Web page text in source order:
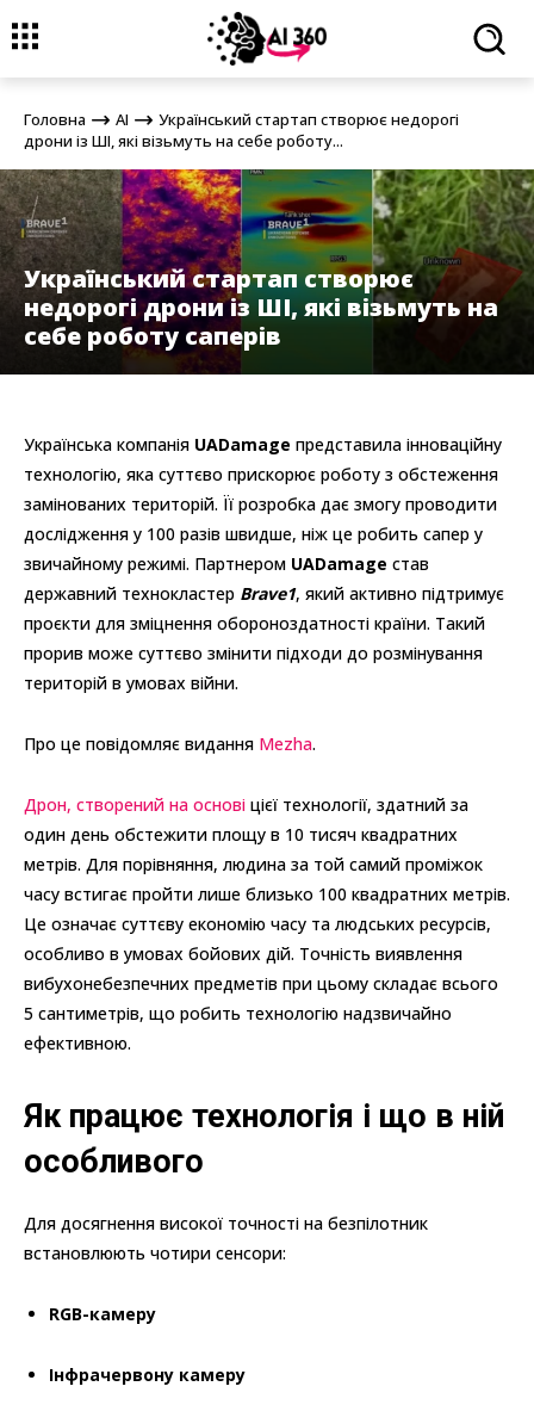
Головна
Український стартап створює недорогі дрони із ШІ,
які візьмуть на себе роботу...
Головна AI
Український стартап створює недорогі
дрони із ШІ, які візьмуть на себе роботу...
Український стартап створює
недорогі дрони із ШІ, які візьмуть на
себе роботу саперів
Українська компанія UADamage представила інноваційну
технологію, яка суттєво прискорює роботу з обстеження
замінованих територій. Її розробка дає змогу проводити
дослідження у 100 разів швидше, ніж це робить сапер у
звичайному режимі. Партнером UADamage став
державний технокластер Brave1, який активно підтримує
проєкти для зміцнення обороноздатності країни. Такий
прорив може суттєво змінити підходи до розмінування
територій в умовах війни.
Про це повідомляє видання Mezha.
Дрон, створений на основі цієї технології, здатний за
один день обстежити площу в 10 тисяч квадратних
метрів. Для порівняння, людина за той самий проміжок
часу встигає пройти лише близько 100 квадратних метрів.
Це означає суттєву економію часу та людських ресурсів,
особливо в умовах бойових дій. Точність виявлення
вибухонебезпечних предметів при цьому складає всього
5 сантиметрів, що робить технологію надзвичайно
ефективною.
Як працює технологія і що в ній
особливого
Для досягнення високої точності на безпілотник
встановлюють чотири сенсори:
RGB-камеру
Інфрачервону камеру